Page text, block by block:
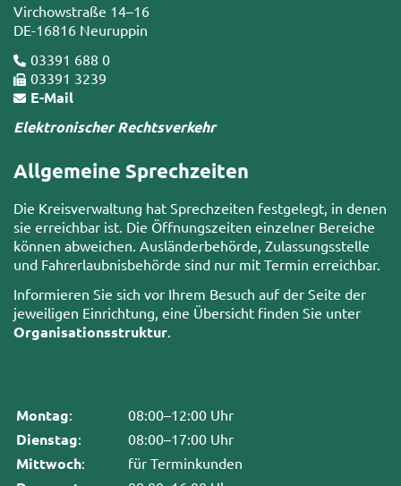
Virchowstraße 14–16
DE-16816 Neuruppin
03391 688 0
03391 3239
E-Mail
Elektronischer Rechtsverkehr
Allgemeine Sprechzeiten
Die Kreisverwaltung hat Sprechzeiten festgelegt, in denen
sie erreichbar ist. Die Öffnungszeiten einzelner Bereiche
können abweichen. Ausländerbehörde, Zulassungsstelle
und Fahrerlaubnisbehörde sind nur mit Termin erreichbar.
Informieren Sie sich vor Ihrem Besuch auf der Seite der
jeweiligen Einrichtung, eine Übersicht finden Sie unter
Organisationsstruktur
Montag: 08:00–12:00 Uhr
Dienstag: 08:00–17:00 Uhr
Mittwoch: für Terminkunden